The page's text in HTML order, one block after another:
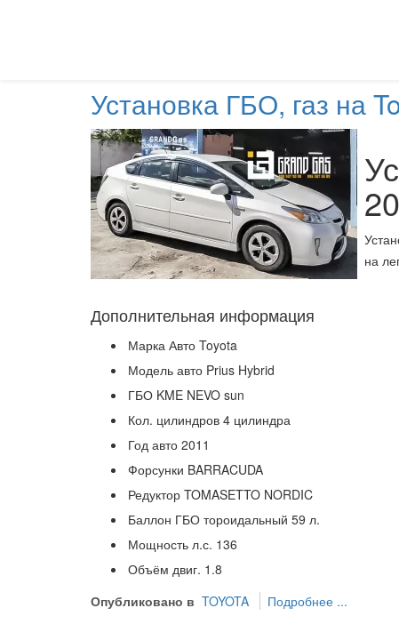
Установка ГБО, газ на
на
Дополнительная информация
Марка Авто Toyota
Модель авто Prius Hybrid
ГБО KME NEVO sun
Кол. цилиндров 4 цилиндра
Год авто 2011
Форсунки BARRACUDA
Редуктор TOMASETTO NORDIC
Баллон ГБО тороидальный 59 л.
Мощность л.с. 136
Объём двиг. 1.8
Опубликовано в TOYOTA Подробнее ...